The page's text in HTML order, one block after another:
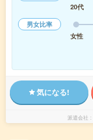
20代
男女比率
女性
気になる!
派遣会社